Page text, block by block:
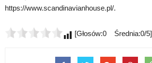
https://www.scandinavianhouse.pl/.
[Głosów:0 Średnia:0/5]